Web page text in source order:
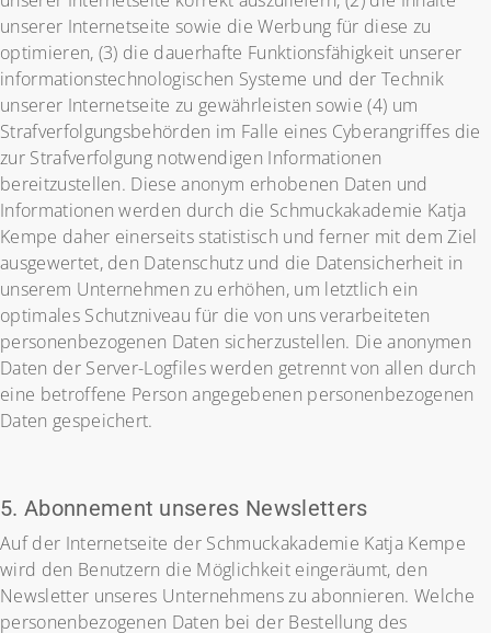
unserer Internetseite sowie die Werbung für diese zu
optimieren, (3) die dauerhafte Funktionsfähigkeit unserer
informationstechnologischen Systeme und der Technik
unserer Internetseite zu gewährleisten sowie (4) um
Strafverfolgungsbehörden im Falle eines Cyberangriffes die
zur Strafverfolgung notwendigen Informationen
bereitzustellen. Diese anonym erhobenen Daten und
Informationen werden durch die Schmuckakademie Katja
Kempe daher einerseits statistisch und ferner mit dem Ziel
ausgewertet, den Datenschutz und die Datensicherheit in
unserem Unternehmen zu erhöhen, um letztlich ein
optimales Schutzniveau für die von uns verarbeiteten
personenbezogenen Daten sicherzustellen. Die anonymen
Daten der Server-Logfiles werden getrennt von allen durch
eine betroffene Person angegebenen personenbezogenen
Daten gespeichert.
5. Abonnement unseres Newsletters
Auf der Internetseite der Schmuckakademie Katja Kempe
wird den Benutzern die Möglichkeit eingeräumt, den
Newsletter unseres Unternehmens zu abonnieren. Welche
personenbezogenen Daten bei der Bestellung des